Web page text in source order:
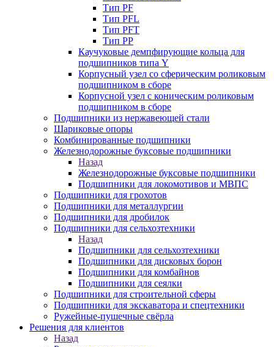
Тип PF
Тип PFL
Тип PFT
Тип PP
Каучуковые демпфирующие кольца для
подшипников типа Y
Корпусный узел со сферическим роликовым
подшипником в сборе
Корпусной узел с коническим роликовым
подшипником в сборе
Подшипники из нержавеющей стали
Шариковые опоры
Комбинированные подшипники
Железнодорожные буксовые подшипники
Назад
Железнодорожные буксовые подшипники
Подшипники для локомотивов и МВПС
Подшипники для грохотов
Подшипники для металлургии
Подшипники для дробилок
Подшипники для сельхозтехники
Назад
Подшипники для сельхозтехники
Подшипники для дисковых борон
Подшипники для комбайнов
Подшипники для сеялки
Подшипники для строительной сферы
Подшипники для экскаватора и спецтехники
Ружейные-пушечные свёрла
Решения для клиентов
Назад